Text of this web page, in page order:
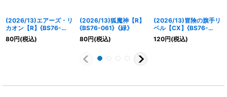
(2026/13)エアーズ・リ
カオン【R】{BS76-
027}《緑》
80円(税込)
(2026/13)狐魔神【R】
{BS76-061}《緑》
80円(税込)
(2026/13)冒険の旗手リ
ベル【CX】{BS76-
CX02}《緑》
120円(税込)